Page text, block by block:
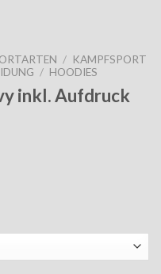
/ KAMPFSPORT
/ HOODIES
inkl. Aufdruck